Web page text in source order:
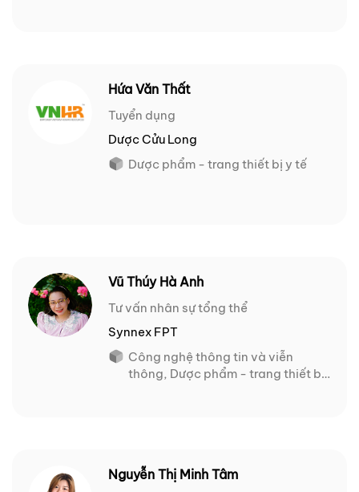
Hứa Văn Thất
Tuyển dụng
Dược Cửu Long
Dược phẩm - trang thiết bị y tế
Vũ Thúy Hà Anh
Tư vấn nhân sự tổng thể
Synnex FPT
Công nghệ thông tin và viễn
thông, Dược phẩm - trang thiết bị
Nguyễn Thị Minh Tâm